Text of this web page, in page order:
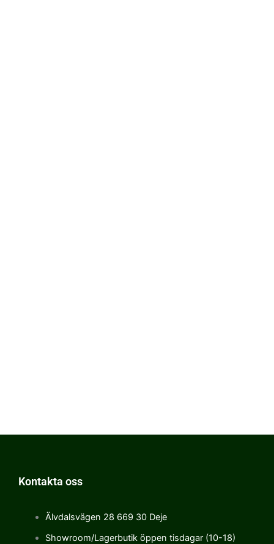
Kontakta oss
Älvdalsvägen 28 669 30 Deje
Showroom/Lagerbutik öppen tisdagar (10-18)